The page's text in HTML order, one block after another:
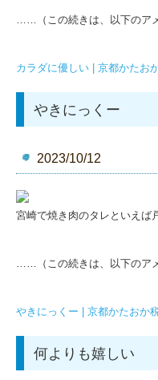
……（この続きは、以下のア
カラダに優しい | 京都かたお
やきにっくー
2023/10/12
宮崎で焼き肉のタレといえば
……（この続きは、以下のア
やきにっくー | 京都かたおか
何よりも嬉しい